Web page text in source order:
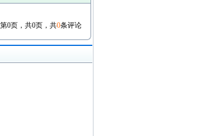
第0页，共0页，共0条评论